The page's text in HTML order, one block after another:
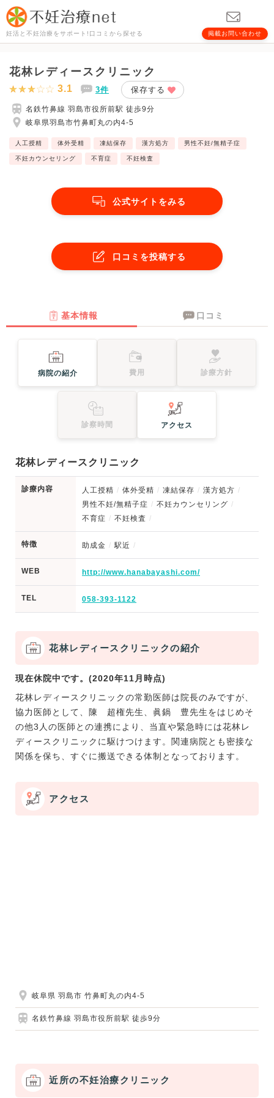
妊活と不妊治療をサポート!口コミから探せる 掲載お問い合わせ
花林レディースクリニック
3.1 3件 保存する
名鉄竹鼻線 羽島市役所前駅 徒歩9分
岐阜県羽島市竹鼻町丸の内4-5
人工授精 体外受精 凍結保存 漢方処方 男性不妊/無精子症
不妊カウンセリング 不育症 不妊検査
公式サイトをみる
口コミを投稿する
基本情報 口コミ
病院の紹介 費用 診療方針
診察時間 アクセス
花林レディースクリニック
診療内容 人工授精 体外受精 凍結保存
漢方処方
男性不妊/無精子症
不妊カウンセリング
不育症
不妊検査
特徴 助成金 駅近
WEB http://www.hanabayashi.com/
TEL 058-393-1122
花林レディースクリニックの紹介
現在休院中です。(2020年11月時点)
花林レディースクリニックの常勤医師は院長のみですが、
協力医師として、陳 超権先生、眞鍋 豊先生をはじめそ
の他3人の医師との連携により、当直や緊急時には花林レ
ディースクリニックに駆けつけます。関連病院とも密接な
関係を保ち、すぐに搬送できる体制となっております。
アクセス
岐阜県 羽島市 竹鼻町丸の内4-5
名鉄竹鼻線 羽島市役所前駅 徒歩9分
近所の不妊治療クリニック